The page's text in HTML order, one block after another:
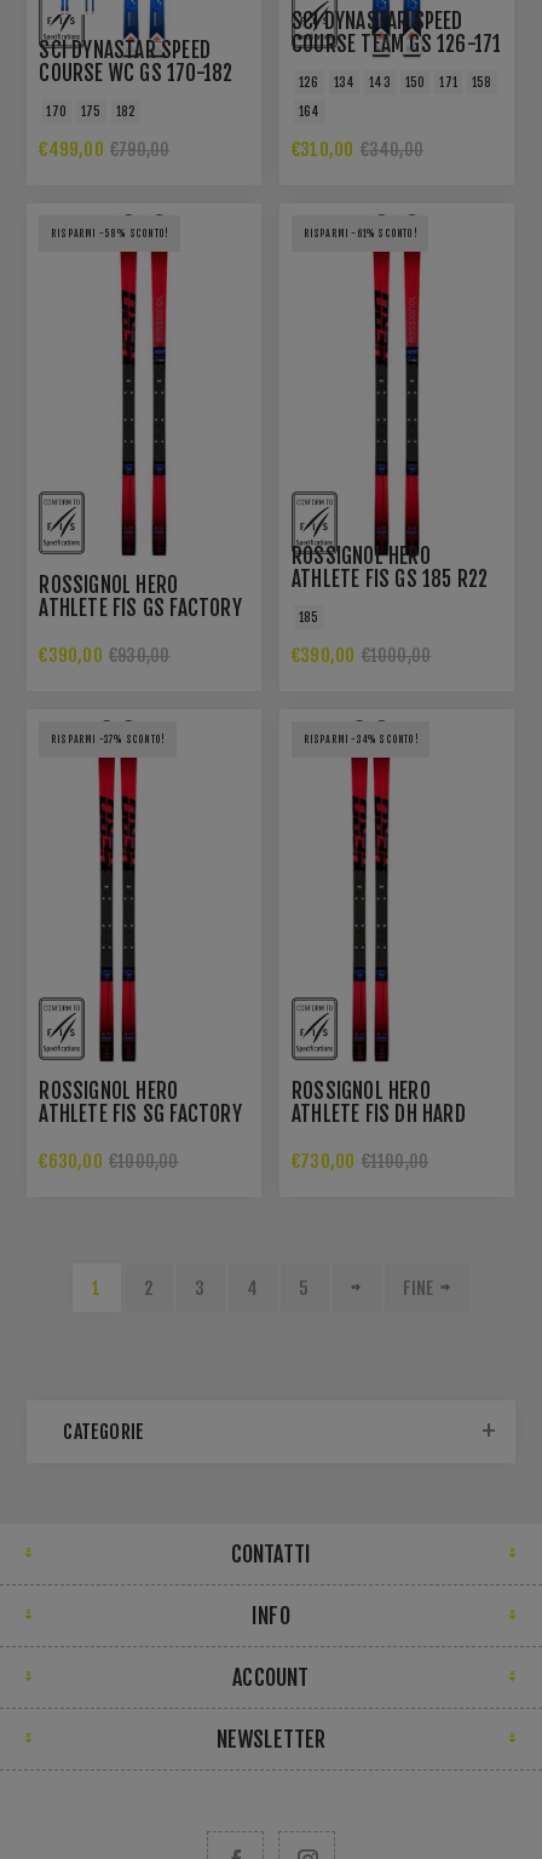
SCI DYNASTAR SPEED
COURSE WC GS 170-182
170 175 182
€499,00 €790,00
SCI DYNASTAR SPEED
COURSE TEAM GS 126-171
126 134 143 150 171
158
164
€310,00 €340,00
RISPARMI -58% SCONTO!
ROSSIGNOL HERO
ATHLETE FIS GS FACTORY
€390,00 €930,00
RISPARMI -61% SCONTO!
ROSSIGNOL HERO
ATHLETE FIS GS 185 R22
185
€390,00 €1000,00
RISPARMI -37% SCONTO!
ROSSIGNOL HERO
ATHLETE FIS SG FACTORY
€630,00 €1000,00
RISPARMI -34% SCONTO!
ROSSIGNOL HERO
ATHLETE FIS DH HARD
€730,00 €1100,00
1 2 3 4 5 FINE
CATEGORIE
CONTATTI
INFO
ACCOUNT
NEWSLETTER